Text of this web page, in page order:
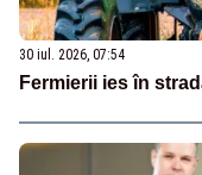
30 iul. 2026, 07:54
Fermierii ies în